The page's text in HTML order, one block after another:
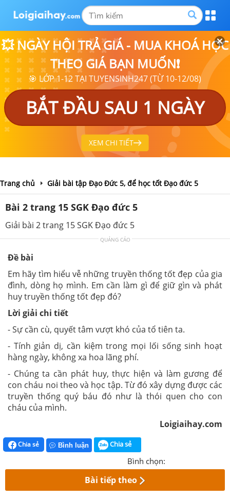
💥 NGÀY HỘI TRẢ GIÁ - MUA KHOÁ HỌC
THEO GIÁ BẠN MUỐN❗
🎯 LỚP 1-12 TẠI TUYENSINH247 (TỪ 10-12/08)
BẮT ĐẦU SAU 1 NGÀY
XEM CHI TIẾT
Trang chủ Giải bài tập Đạo Đức 5, để học tốt Đạo đức 5
Bài 2 trang 15 SGK Đạo đức 5
Giải bài 2 trang 15 SGK Đạo đức 5
QUẢNG CÁO
Đề bài
Em hãy tìm hiểu vễ những truyền thống tốt đẹp của gia
đình, dòng họ mình. Em cần làm gì để giữ gìn và phát
huy truyền thống tốt đẹp đó?
Lời giải chi tiết
- Sự cần cù, quyết tâm vượt khó của tổ tiên ta.
- Tính giản dị, cần kiệm trong mọi lối sống sinh hoạt
hàng ngày, không xa hoa lãng phí.
- Chúng ta cần phát huy, thực hiện và làm gương để
con cháu noi theo và học tập. Từ đó xây dựng được các
truyền thống quý báu đó như là thói quen cho con
cháu của mình.
Loigiaihay.com
Chia sẻ Bình luận Chia sẻ
Bình chọn:
Bài tiếp theo